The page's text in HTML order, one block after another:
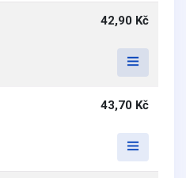
42,90 Kč
43,70 Kč